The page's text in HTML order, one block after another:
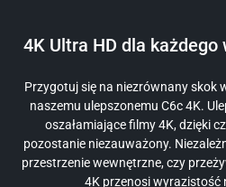
4K Ultra HD dla każdego
Przygotuj się na niezrównany skok
naszemu ulepszonemu C6c 4K.
oszałamiające filmy 4K, dzięki
pozostanie niezauważony.
przestrzenie wewnętrzne, czy
4K przenosi wyrazistość